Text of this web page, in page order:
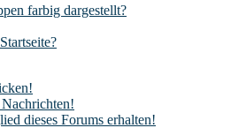
farbig dargestellt?
dieses Forums erhalten!